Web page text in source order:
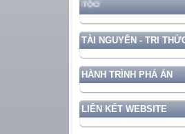
TÀI NGUYÊN - TRI
HÀNH TRÌNH PHÁ ÁN
LIÊN KẾT WEBSITE